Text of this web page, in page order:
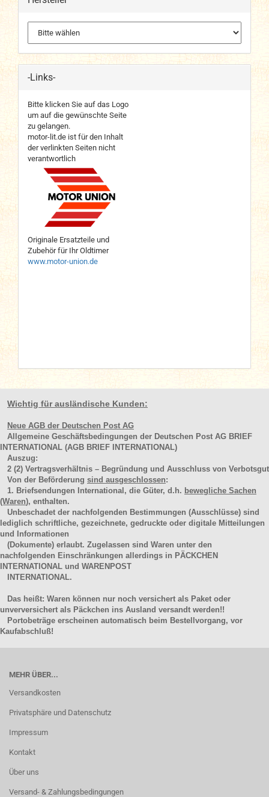
-Links-
Bitte klicken Sie auf das Logo
um auf die gewünschte Seite
zu gelangen.
motor-lit.de ist für den Inhalt
der verlinkten Seiten nicht
verantwortlich
Originale Ersatzteile und
Zubehör für Ihr Oldtimer
www.motor-union.de
Wichtig für ausländische Kunden:
Neue AGB der Deutschen Post AG
Allgemeine Geschäftsbedingungen der Deutschen Post AG BRIEF
INTERNATIONAL (AGB BRIEF INTERNATIONAL)
Auszug:
2 (2) Vertragsverhältnis – Begründung und Ausschluss von Verbotsgut
Von der Beförderung sind ausgeschlossen:
1. Briefsendungen International, die Güter, d.h. bewegliche Sachen
(Waren), enthalten.
Unbeschadet der nachfolgenden Bestimmungen (Ausschlüsse) sind
lediglich schriftliche, gezeichnete, gedruckte oder digitale Mitteilungen
und Informationen
(Dokumente) erlaubt. Zugelassen sind Waren unter den
nachfolgenden Einschränkungen allerdings in PÄCKCHEN
INTERNATIONAL und WARENPOST
INTERNATIONAL.
Das heißt: Waren können nur noch versichert als Paket oder
unverversichert als Päckchen ins Ausland versandt werden!!
Portobeträge erscheinen automatisch beim Bestellvorgang, vor
Kaufabschluß!
MEHR ÜBER...
Versandkosten
Privatsphäre und Datenschutz
Impressum
Kontakt
Über uns
Versand- & Zahlungsbedingungen